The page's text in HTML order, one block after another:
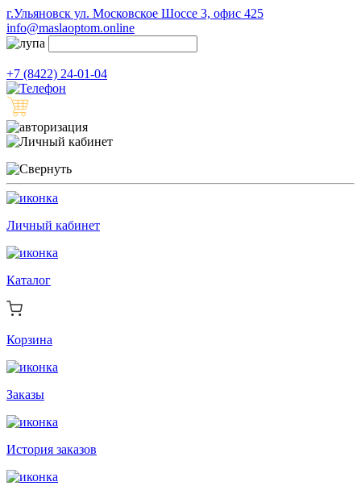
г.Ульяновск ул. Московское Шоссе 3, офис 425
info@maslaoptom.online
+7 (8422) 24-01-04
Личный кабинет
Каталог
Корзина
Заказы
История заказов